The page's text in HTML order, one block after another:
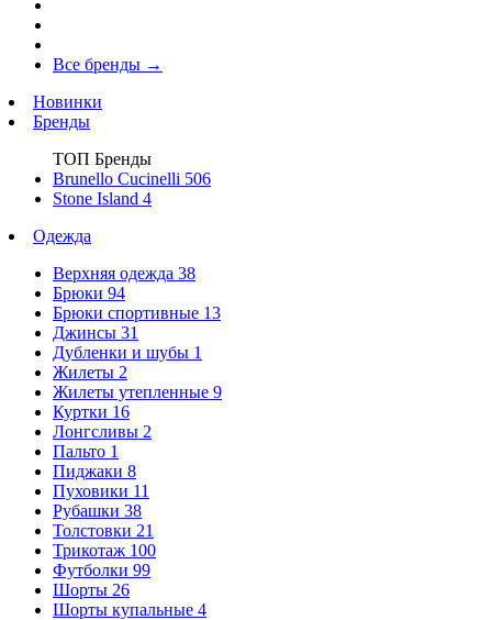
Все бренды →
Новинки
Бренды
ТОП Бренды
Brunello Cucinelli 506
Stone Island 4
Одежда
Верхняя одежда 38
Брюки 94
Брюки спортивные 13
Джинсы 31
Дубленки и шубы 1
Жилеты 2
Жилеты утепленные 9
Куртки 16
Лонгсливы 2
Пальто 1
Пиджаки 8
Пуховики 11
Рубашки 38
Толстовки 21
Трикотаж 100
Футболки 99
Шорты 26
Шорты купальные 4